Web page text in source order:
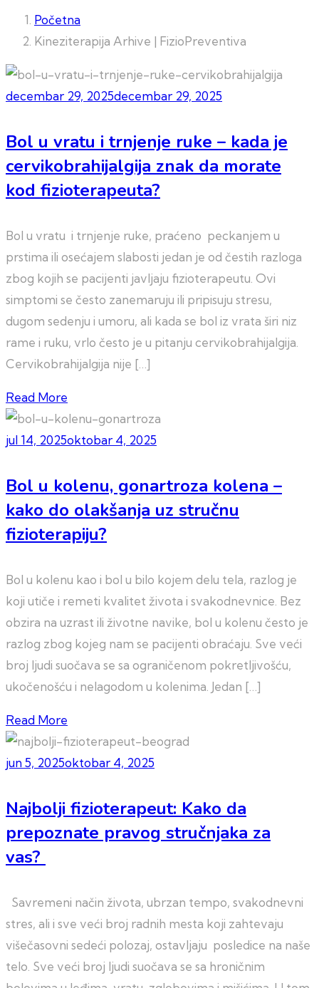
Početna
Kineziterapija Arhive | FizioPreventiva
decembar 29, 2025decembar 29, 2025
Bol u vratu i trnjenje ruke – kada je
cervikobrahijalgija znak da morate
kod fizioterapeuta?
Bol u vratu i trnjenje ruke, praćeno peckanjem u
prstima ili osećajem slabosti jedan je od čestih razloga
zbog kojih se pacijenti javljaju fizioterapeutu. Ovi
simptomi se često zanemaruju ili pripisuju stresu,
dugom sedenju i umoru, ali kada se bol iz vrata širi niz
rame i ruku, vrlo često je u pitanju cervikobrahijalgija.
Cervikobrahijalgija nije […]
Read More
jul 14, 2025oktobar 4, 2025
Bol u kolenu, gonartroza kolena –
kako do olakšanja uz stručnu
fizioterapiju?
Bol u kolenu kao i bol u bilo kojem delu tela, razlog je
koji utiče i remeti kvalitet života i svakodnevnice. Bez
obzira na uzrast ili životne navike, bol u kolenu često je
razlog zbog kojeg nam se pacijenti obraćaju. Sve veći
broj ljudi suočava se sa ograničenom pokretljivošću,
ukočenošću i nelagodom u kolenima. Jedan […]
Read More
jun 5, 2025oktobar 4, 2025
Najbolji fizioterapeut: Kako da
prepoznate pravog stručnjaka za
vas?
Savremeni način života, ubrzan tempo, svakodnevni
stres, ali i sve veći broj radnih mesta koji zahtevaju
višečasovni sedeći polozaj, ostavljaju posledice na naše
telo. Sve veći broj ljudi suočava se sa hroničnim